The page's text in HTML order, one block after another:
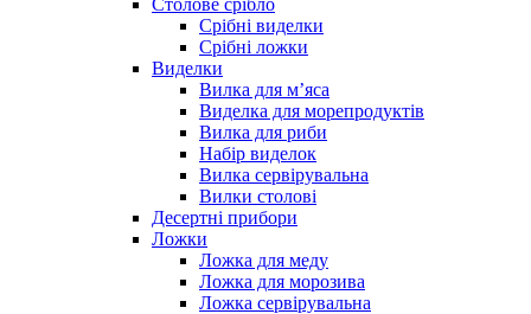
Столове срібло
Срібні виделки
Срібні ложки
Виделки
Вилка для м’яса
Виделка для морепродуктів
Вилка для риби
Набір виделок
Вилка сервірувальна
Вилки столові
Десертні прибори
Ложки
Ложка для меду
Ложка для морозива
Ложка сервірувальна